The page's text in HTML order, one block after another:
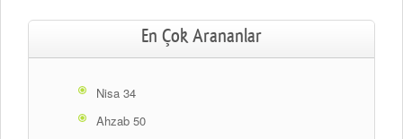
En Çok Arananlar
Nisa 34
Ahzab 50